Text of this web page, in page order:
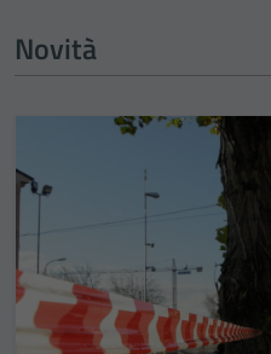
Novità